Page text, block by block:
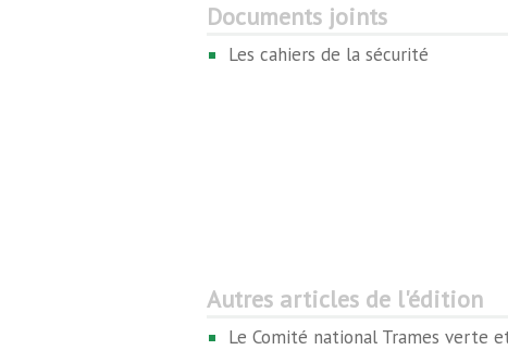
Documents joints
Les cahiers de la sécurité
Autres articles de l'édition
Le Comité national Trames verte